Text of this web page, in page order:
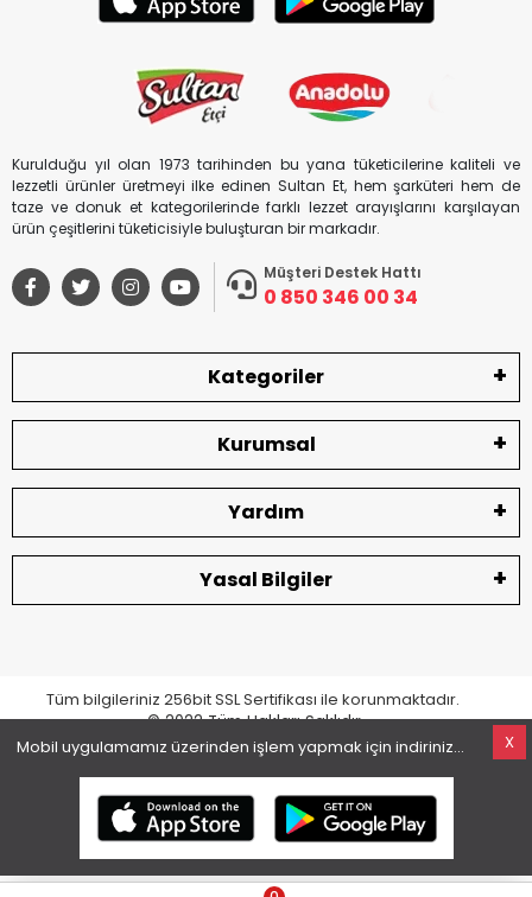
Kurulduğu yıl olan 1973 tarihinden bu yana tüketicilerine kaliteli ve
lezzetli ürünler üretmeyi ilke edinen Sultan Et, hem şarküteri hem de
taze ve donuk et kategorilerinde farklı lezzet arayışlarını karşılayan
ürün çeşitlerini tüketicisiyle buluşturan bir markadır.
Müşteri Destek Hattı
0 850 346 00 34
Kategoriler
Kurumsal
Yardım
Yasal Bilgiler
Tüm bilgileriniz 256bit SSL Sertifikası ile korunmaktadır.
© 2022Tüm Hakları Saklıdır
X
Mobil uygulamamız üzerinden işlem yapmak için indiriniz...
superKET E-ticaret ve Pazaryeri Entegrasyon Çözümleri